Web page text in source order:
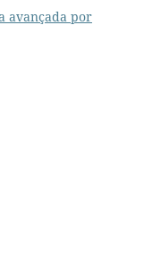
avançada por